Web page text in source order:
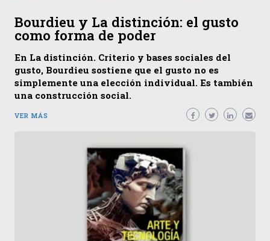
Bourdieu y La distinción: el gusto
como forma de poder
En La distinción. Criterio y bases sociales del
gusto, Bourdieu sostiene que el gusto no es
simplemente una elección individual. Es también
una construcción social.
VER MÁS